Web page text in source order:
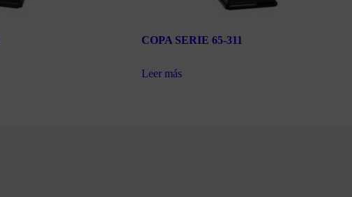
COPA SERIE 65-311
Leer más